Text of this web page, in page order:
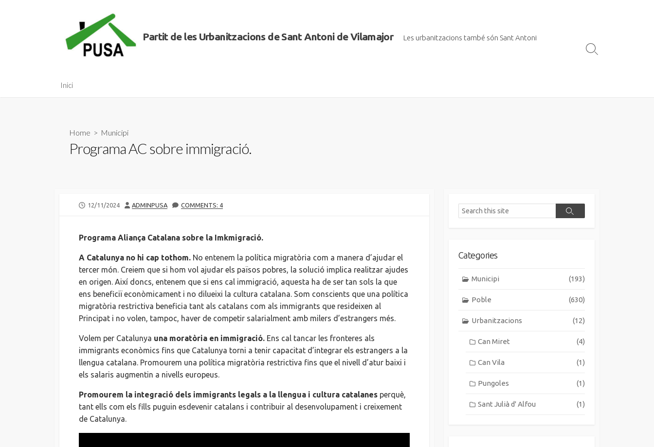
Partit de les Urbanitzacions de Sant Antoni de Vilamajor Les urbanitzacions també són Sant Antoni
Inici
Search
Home > Municipi
Programa AC sobre immigració.
PUBLISHED
12/11/2024 AUTHOR
ADMINPUSA COMMENTS: 4
Programa Aliança Catalana sobre la Imkmigració.
A Catalunya no hi cap tothom. No entenem la política migratòria com a manera d’ajudar el
tercer món. Creiem que si hom vol ajudar els països pobres, la solució implica realitzar ajudes
en origen. Així doncs, entenem que si ens cal immigració, aquesta ha de ser tan sols la que
ens beneficiï econòmicament i no dilueixi la cultura catalana. Som conscients que una política
migratòria restrictiva beneficia tant als catalans com als immigrants que resideixen al
Principat i no volen, tampoc, haver de competir salarialment amb milers d’estrangers més.
Volem per Catalunya una moratòria en immigració. Ens cal tancar les fronteres als
immigrants econòmics fins que Catalunya torni a tenir capacitat d’integrar els estrangers a la
llengua catalana. Promourem una política migratòria restrictiva fins que el nivell d’atur baixi i
els salaris augmentin a nivells europeus.
Promourem la integració dels immigrants legals a la llengua i cultura catalanes perquè,
tant ells com els fills puguin esdevenir catalans i contribuir al desenvolupament i creixement
de Catalunya.
Search
Search
Categories
Municipi (193)
Poble (630)
Urbanitzacions (12)
Can Miret (4)
Can Vila (1)
Pungoles (1)
Sant Julià d' Alfou (1)